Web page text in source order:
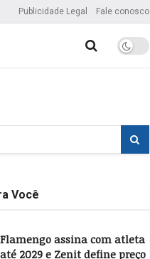
Publicidade Legal Fale conosco
Você
Flamengo assina com atleta
até 2029 e Zenit define preço